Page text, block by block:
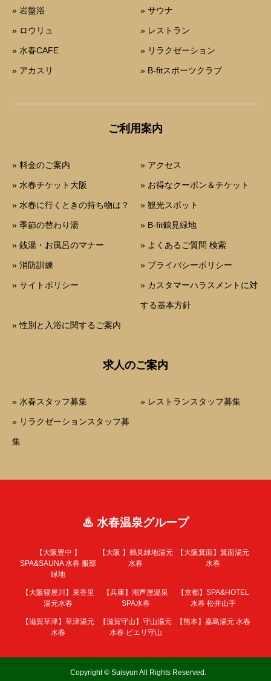
» 岩盤浴 » サウナ
» ロウリュ » レストラン
» 水春CAFE » リラクゼーション
» アカスリ » B-fitスポーツクラブ
ご利用案内
» 料金のご案内 » アクセス
» 水春チケット大阪 » お得なクーポン＆チケット
» 水春に行くときの持ち物は？ » 観光スポット
» 季節の替わり湯 » B-fit鶴見緑地
» 銭湯・お風呂のマナー » よくあるご質問 検索
» 消防訓練 » プライバシーポリシー
» サイトポリシー » カスタマーハラスメントに対
する基本方針
» 性別と入浴に関するご案内
求人のご案内
» 水春スタッフ募集 » レストランスタッフ募集
» リラクゼーションスタッフ募
集
♨ 水春温泉グループ
【大阪豊中 】
SPA&SAUNA 水春 服部
緑地
【大阪 】 鶴見緑地湯元
水春
【大阪箕面】 箕面湯元
水春
【大阪寝屋川】 東香里
湯元水春
【兵庫】 潮芦屋温泉
SPA水春
【京都】 SPA&HOTEL
水春 松井山手
【滋賀草津】 草津湯元
水春
【滋賀守山】 守山湯元
水春 ピエリ守山
【熊本】 嘉島湯元 水春
Copyright © Suisyun All Rights Reserved.